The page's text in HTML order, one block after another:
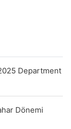
Department
Dönemi